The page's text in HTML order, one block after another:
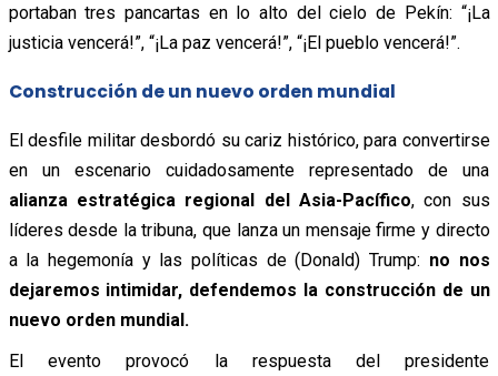
portaban tres pancartas en lo alto del cielo de Pekín: “¡La
justicia vencerá!”, “¡La paz vencerá!”, “¡El pueblo vencerá!”.
Construcción de un nuevo orden mundial
El desfile militar desbordó su cariz histórico, para convertirse
en un escenario cuidadosamente representado de una
alianza estratégica regional del Asia-Pacífico, con sus
líderes desde la tribuna, que lanza un mensaje firme y directo
a la hegemonía y las políticas de (Donald) Trump: no nos
dejaremos intimidar, defendemos la construcción de un
nuevo orden mundial.
El evento provocó la respuesta del presidente